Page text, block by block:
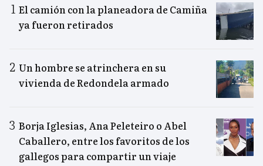
El camión con la planeadora de Camiña
ya fueron retirados
Un hombre se atrinchera en su
vivienda de Redondela armado
Borja Iglesias, Ana Peleteiro o Abel
Caballero, entre los favoritos de los
gallegos para compartir un viaje